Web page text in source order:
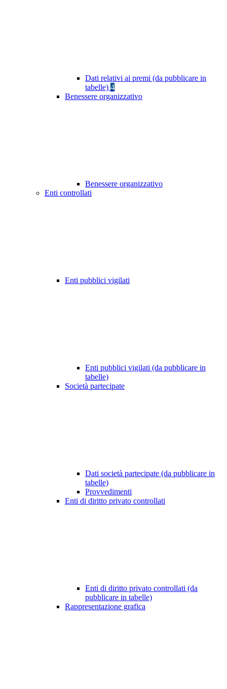
Dati relativi ai premi (da pubblicare in
tabelle) 4
Benessere organizzativo
Benessere organizzativo
Enti controllati
Enti pubblici vigilati
Enti pubblici vigilati (da pubblicare in
tabelle)
Società partecipate
Dati società partecipate (da pubblicare in
tabelle)
Provvedimenti
Enti di diritto privato controllati
Enti di diritto privato controllati (da
pubblicare in tabelle)
Rappresentazione grafica